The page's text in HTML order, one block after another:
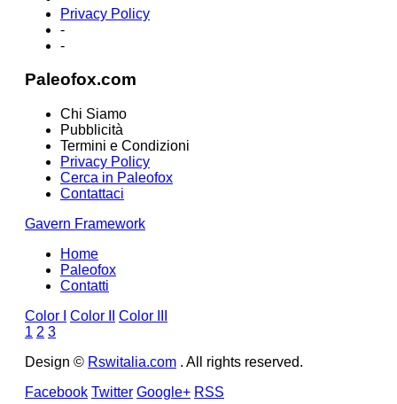
Privacy Policy
-
-
Paleofox.com
Chi Siamo
Pubblicità
Termini e Condizioni
Privacy Policy
Cerca in Paleofox
Contattaci
Gavern Framework
Home
Paleofox
Contatti
Color I
Color II
Color III
1 2 3
Design © Rswitalia.com . All rights reserved.
Facebook Twitter Google+ RSS